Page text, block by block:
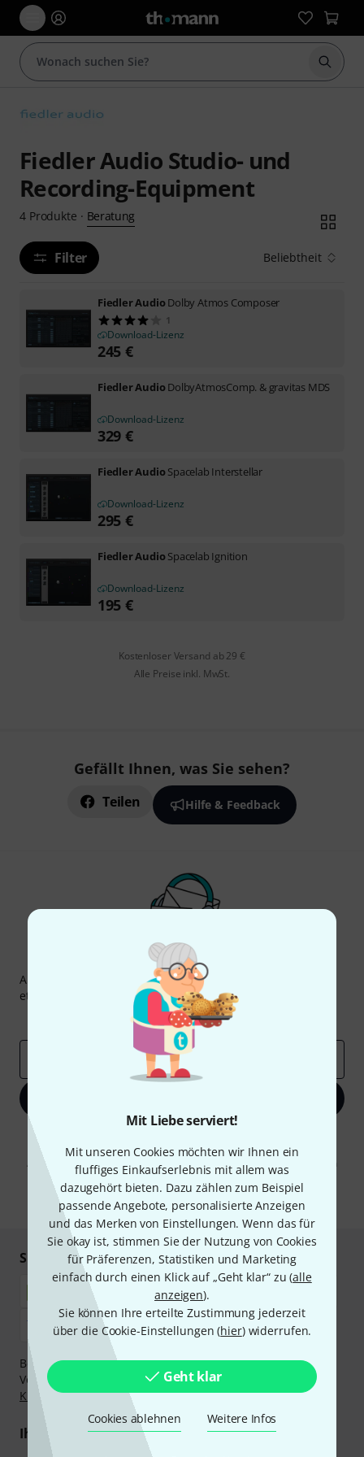
Mit Liebe serviert!
Mit unseren Cookies möchten wir Ihnen ein
fluffiges Einkaufserlebnis mit allem was
dazugehört bieten. Dazu zählen zum Beispiel
passende Angebote, personalisierte Anzeigen
und das Merken von Einstellungen. Wenn das für
Sie okay ist, stimmen Sie der Nutzung von Cookies
für Präferenzen, Statistiken und Marketing
einfach durch einen Klick auf „Geht klar“ zu (alle
anzeigen).
Sie können Ihre erteilte Zustimmung jederzeit
über die Cookie-Einstellungen (hier) widerrufen.
Geht klar
Cookies ablehnen Weitere Infos
Suche
Fiedler Audio Studio- und
Recording-Equipment
4 Produkte · Beratung
Filter Beliebtheit
Fiedler AudioDolby Atmos Composer
1
Download-Lizenz
245 €
Fiedler AudioDolbyAtmosComp. & gravitas MDS
Download-Lizenz
329 €
Fiedler AudioSpacelab Interstellar
Download-Lizenz
295 €
Fiedler AudioSpacelab Ignition
Download-Lizenz
195 €
Kostenloser Versand ab 29 €
Alle Preise inkl. MwSt.
Gefällt Ihnen, was Sie sehen?
Teilen Hilfe & Feedback
Thomann Newsletter
Abonniere den Thomann Newsletter und gewinne mit
etwas Glück einen von 50 Gutscheinenüber jeweils
Inspirierende Beiträge
Deals
Mit Klick auf „Jetzt anmelden“ stimmen Sie dem Erhalt von E-Mail-
Werbung und einer Messung des E-Mail-Nutzungsverhaltens zu. Die
Abmeldung ist jederzeit möglich. Weitere Informationen finden Sie in
unserenDatenschutzhinweisen.
* Pflichtfeld
Sicher einkaufen & bezahlen
Bezahlen Sie vertraulich und sicher per Nachnahme,
Vorkasse, PayPal, Amazon Pay,Klarna Sofort bezahlen
,
Klarna Ratenzahlungoder Kreditkarte.
Ihre Vorteile